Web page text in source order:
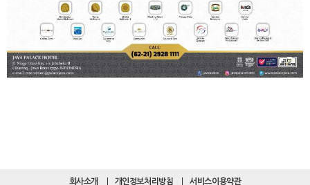
회사소개 개인정보처리방침 서비스이용약관